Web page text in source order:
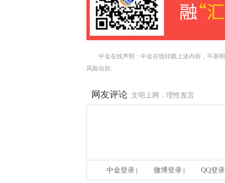
中金在线声明：中金在线转载上述内容，不表
风险自担。
网友评论 文明上网，理性发言
中金登录 微博登录 QQ登录